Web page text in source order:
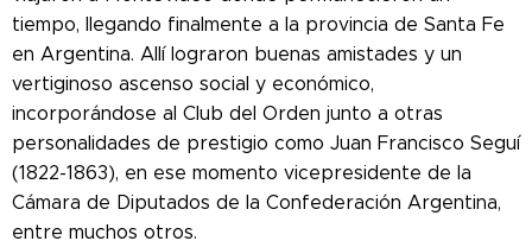
tiempo, llegando finalmente a la provincia de Santa Fe
en Argentina. Allí lograron buenas amistades y un
vertiginoso ascenso social y económico,
incorporándose al Club del Orden junto a otras
personalidades de prestigio como Juan Francisco Seguí
(1822-1863), en ese momento vicepresidente de la
Cámara de Diputados de la Confederación Argentina,
entre muchos otros.